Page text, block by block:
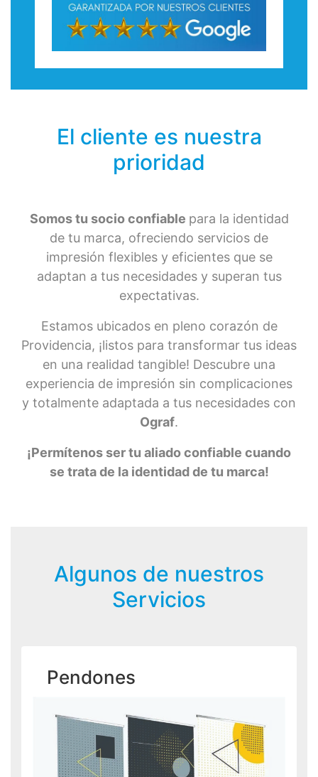
El cliente es nuestra
prioridad
Somos tu socio confiable para la identidad
de tu marca, ofreciendo servicios de
impresión flexibles y eficientes que se
adaptan a tus necesidades y superan tus
expectativas.
Estamos ubicados en pleno corazón de
Providencia, ¡listos para transformar tus ideas
en una realidad tangible! Descubre una
experiencia de impresión sin complicaciones
y totalmente adaptada a tus necesidades con
Ograf.
¡Permítenos ser tu aliado confiable cuando
se trata de la identidad de tu marca!
Algunos de nuestros
Servicios
Pendones